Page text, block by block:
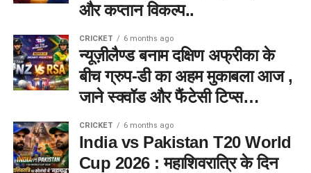
और कप्तान विकल्प..
CRICKET 6 months ago
न्यूज़ीलैण्ड बनाम दक्षिण अफ्रीका के
बीच ग्रुप-डी का अहम मुकाबला आज ,
जाने स्क्वॉड और फैंटेसी टिप्स…
CRICKET 6 months ago
India vs Pakistan T20 World
Cup 2026 : महाशिवरात्रि के दिन